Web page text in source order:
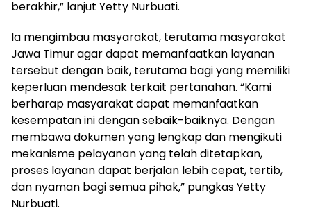
berakhir,” lanjut Yetty Nurbuati.
Ia mengimbau masyarakat, terutama masyarakat
Jawa Timur agar dapat memanfaatkan layanan
tersebut dengan baik, terutama bagi yang memiliki
keperluan mendesak terkait pertanahan. “Kami
berharap masyarakat dapat memanfaatkan
kesempatan ini dengan sebaik-baiknya. Dengan
membawa dokumen yang lengkap dan mengikuti
mekanisme pelayanan yang telah ditetapkan,
proses layanan dapat berjalan lebih cepat, tertib,
dan nyaman bagi semua pihak,” pungkas Yetty
Nurbuati.